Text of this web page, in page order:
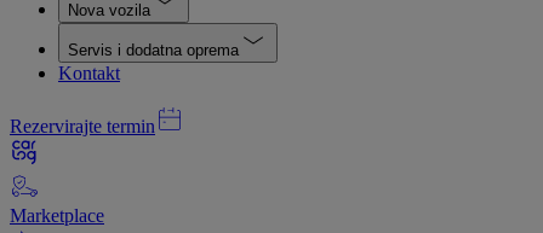
Nova vozila
Servis i dodatna oprema
Kontakt
Rezervirajte termin
Marketplace